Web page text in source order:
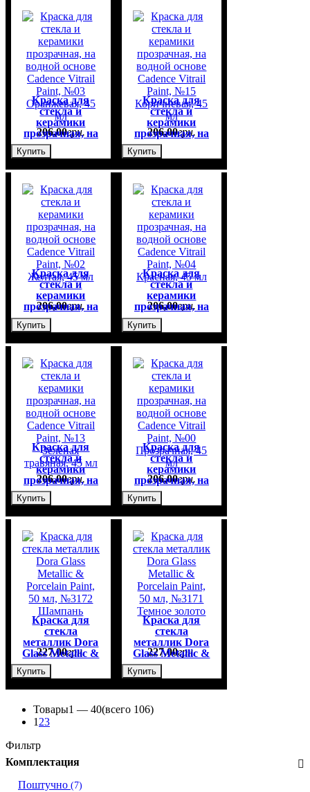
Краска для
стекла и
керамики
прозрачная, на
водной основе
Cadence Vitrail
мл
206,00грн.
Купить
Краска для
стекла и
керамики
прозрачная, на
водной основе
Cadence Vitrail
мл
206,00грн.
Купить
Краска для
стекла и
керамики
прозрачная, на
водной основе
Cadence Vitrail
206,00грн.
Купить
Краска для
стекла и
керамики
прозрачная, на
водной основе
Cadence Vitrail
206,00грн.
Купить
Краска для
стекла и
керамики
прозрачная, на
водной основе
Cadence Vitrail
травяная, 45
мл
206,00грн.
Купить
Краска для
стекла и
керамики
прозрачная, на
водной основе
Cadence Vitrail
мл
206,00грн.
Купить
Краска для
стекла
металлик Dora
Glass Metallic &
Porcelain Paint,
50 мл, №3172
227,00грн.
Купить
Краска для
стекла
металлик Dora
Glass Metallic &
Porcelain Paint,
50 мл, №3171
227,00грн.
Купить
Товары1 — 40(всего 106)
1 23
Фильтр
Комплектация
Поштучно (7)